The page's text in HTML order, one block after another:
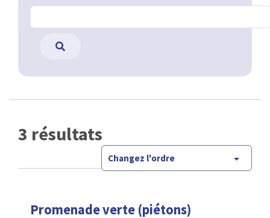
3 résultats
Changez l'ordre
Promenade verte (piétons)